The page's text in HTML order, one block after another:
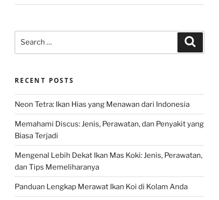
RECENT POSTS
Neon Tetra: Ikan Hias yang Menawan dari Indonesia
Memahami Discus: Jenis, Perawatan, dan Penyakit yang
Biasa Terjadi
Mengenal Lebih Dekat Ikan Mas Koki: Jenis, Perawatan,
dan Tips Memeliharanya
Panduan Lengkap Merawat Ikan Koi di Kolam Anda